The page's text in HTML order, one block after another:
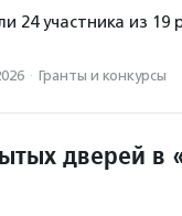
24 участника из 19
· Гранты и конкурсы
дверей в